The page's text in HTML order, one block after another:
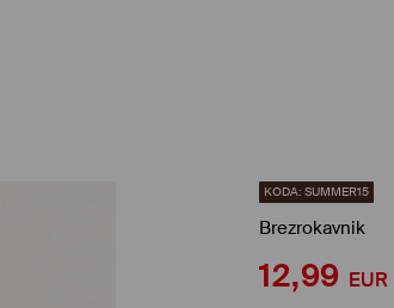
KODA: SUMMER15
Brezrokavnik
12,99 EUR